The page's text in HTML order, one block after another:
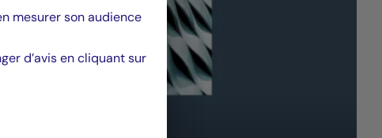
mesurer son audience
d’avis en cliquant sur